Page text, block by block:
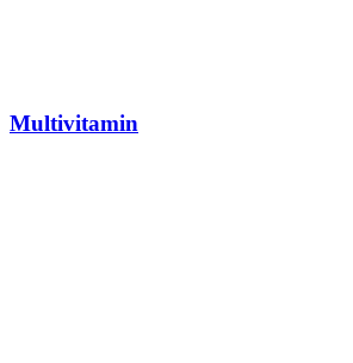
Multivitamin